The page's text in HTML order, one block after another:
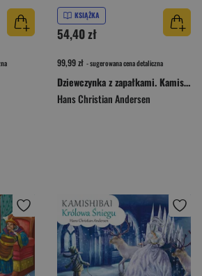
KSIĄŻKA
54,40 zł
99,99 zł - sugerowana cena detaliczna
Dziewczynka z zapałkami. Kamishibai
Hans Christian Andersen